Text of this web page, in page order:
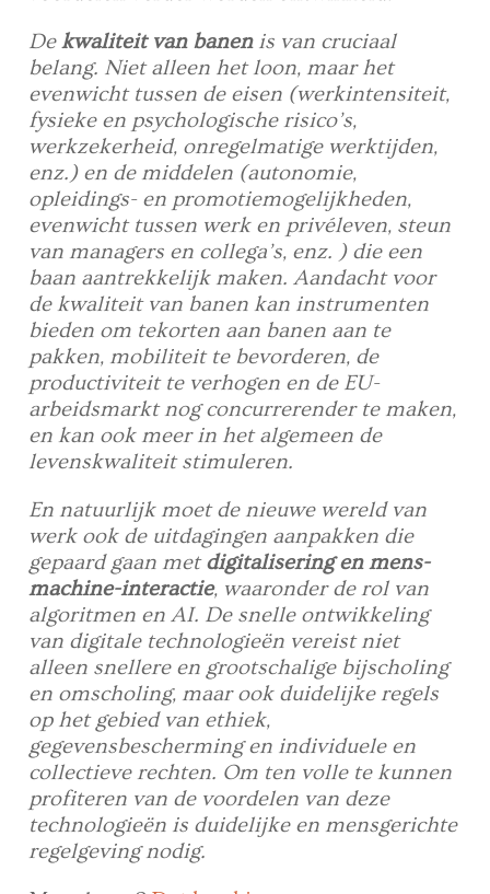
Dekwaliteit van banenis van cruciaal
belang. Niet alleen het loon, maar het
evenwicht tussen de eisen (werkintensiteit,
fysieke en psychologische risico’s,
werkzekerheid, onregelmatige werktijden,
enz.) en de middelen (autonomie,
opleidings- en promotiemogelijkheden,
evenwicht tussen werk en privéleven, steun
van managers en collega’s, enz. ) die een
baan aantrekkelijk maken. Aandacht voor
de kwaliteit van banen kan instrumenten
bieden om tekorten aan banen aan te
pakken, mobiliteit te bevorderen, de
productiviteit te verhogen en de EU-
arbeidsmarkt nog concurrerender te maken,
en kan ook meer in het algemeen de
levenskwaliteit stimuleren.
En natuurlijk moet de nieuwe wereld van
werk ook de uitdagingen aanpakken die
gepaard gaan metdigitalisering en mens-
machine-interactie, waaronder de rol van
algoritmen en AI. De snelle ontwikkeling
van digitale technologieën vereist niet
alleen snellere en grootschalige bijscholing
en omscholing, maar ook duidelijke regels
op het gebied van ethiek,
gegevensbescherming en individuele en
collectieve rechten. Om ten volle te kunnen
profiteren van de voordelen van deze
technologieën is duidelijke en mensgerichte
regelgeving nodig.